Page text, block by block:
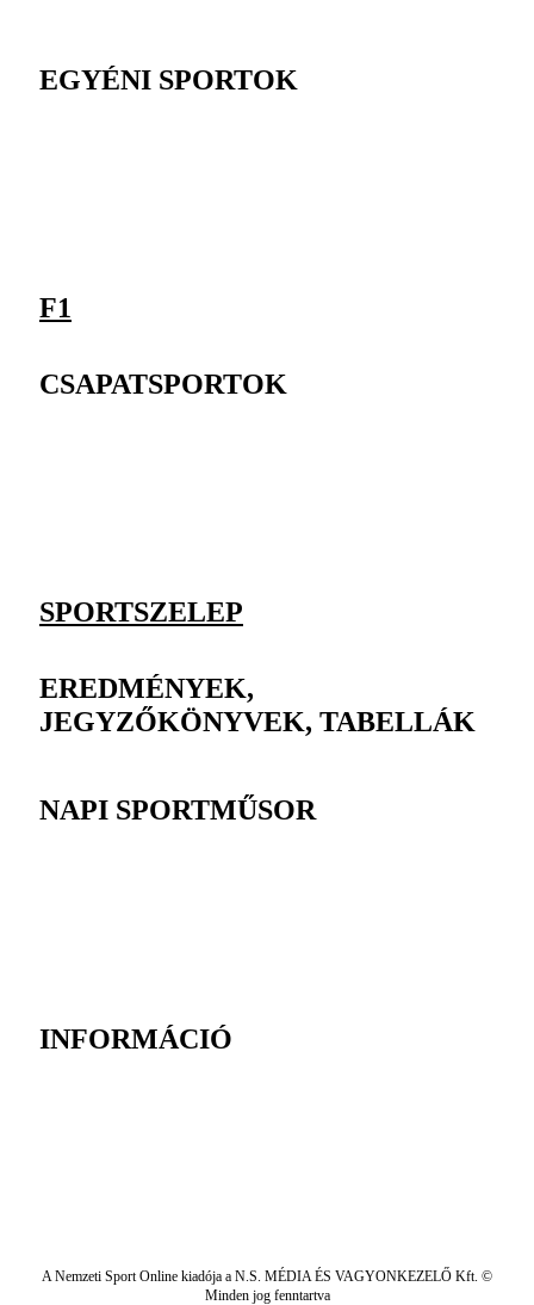
EGYÉNI SPORTOK
F1
CSAPATSPORTOK
SPORTSZELEP
EREDMÉNYEK,
JEGYZŐKÖNYVEK, TABELLÁK
NAPI SPORTMŰSOR
INFORMÁCIÓ
A Nemzeti Sport Online kiadója a N.S. MÉDIA ÉS VAGYONKEZELŐ Kft. ©
Minden jog fenntartva